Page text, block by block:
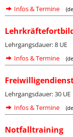
Infos & Termine
Lehrgangsdauer: 8 UE
Infos & Termine
Lehrgangsdauer: 30 UE
Infos & Termine
Notfalltraining